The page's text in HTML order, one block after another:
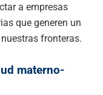
a empresas
que generen un
fronteras.
materno-